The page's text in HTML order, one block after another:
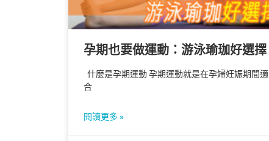
孕期也要做運動：游泳瑜珈好選擇
什麼是孕期運動 孕期運動就是在孕婦妊娠期間適
合
閱讀更多 »